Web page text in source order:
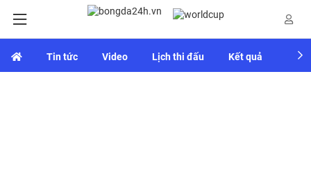
Tin tức Video Lịch thi đấu Kết quả